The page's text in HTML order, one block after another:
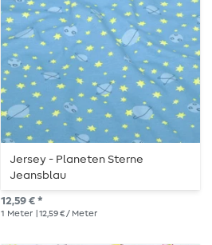
Jersey - Planeten Sterne
Jeansblau
12,59 € *
1 Meter | 12,59 € / Meter